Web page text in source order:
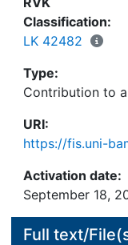
Classification:
LK 42482
Type:
Contribution to
URI:
https://fis.uni-
Activation date:
September 18,
Full text/